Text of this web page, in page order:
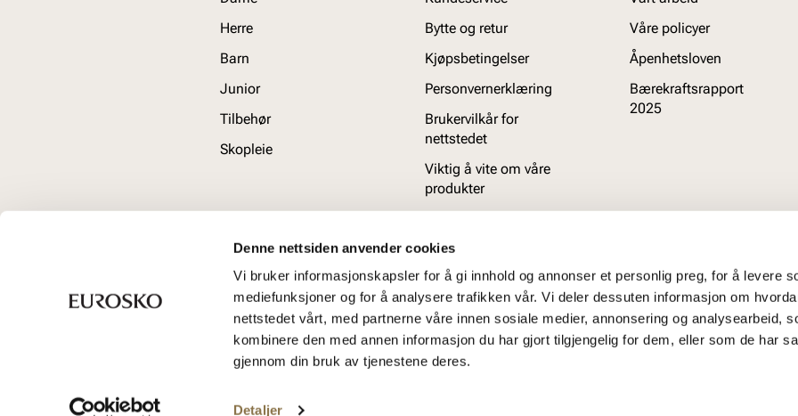
Denne nettsiden anvender cookies
Vi bruker informasjonskapsler for å gi innhold og annonser et personlig preg, for å levere
mediefunksjoner og for å analysere trafikken vår. Vi deler dessuten informasjon om
nettstedet vårt, med partnerne våre innen sosiale medier, annonsering og analysearbeid,
kombinere den med annen informasjon du har gjort tilgjengelig for dem, eller som de har
gjennom din bruk av tjenestene deres.
Detaljer
Herre
Barn
Junior
Tilbehør
Skopleie
Bytte og retur
Kjøpsbetingelser
Personvernerklæring
Brukervilkår for
nettstedet
Viktig å vite om våre
produkter
Våre policyer
Åpenhetsloven
Bærekraftsrapport
2025